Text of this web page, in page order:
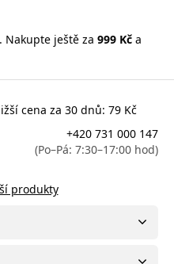
. Nakupte ještě za 999 Kč a
cena za 30 dnů: 79 Kč
+420 731 000 147
(Po–Pá: 7:30–17:00 hod)
produkty